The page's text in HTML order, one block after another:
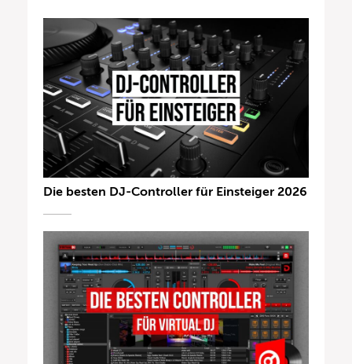
Die besten DJ-Controller für Einsteiger 2026